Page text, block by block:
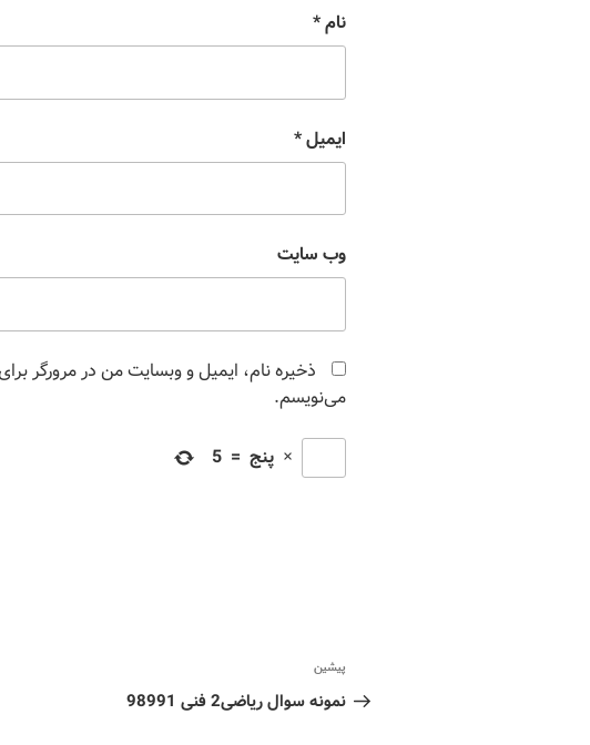
نام*
ایمیل*
وب‌ سایت
ذخیره نام، ایمیل و وبسایت من در مرورگر
می‌نویسم.
× پنج =
5
پیشین
نمونه سوال ریاضی2 فنی 98991